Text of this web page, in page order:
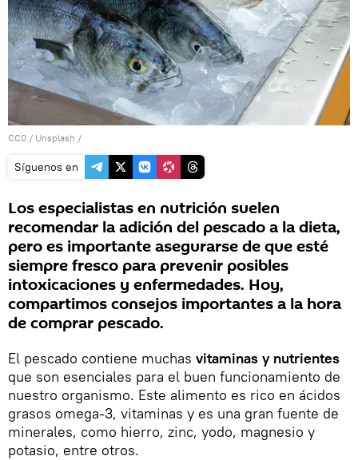
CC0 / Unsplash /
Síguenos en
Los especialistas en nutrición suelen
recomendar la adición del pescado a la dieta,
pero es importante asegurarse de que esté
siempre fresco para prevenir posibles
intoxicaciones y enfermedades. Hoy,
compartimos consejos importantes a la hora
de comprar pescado.
El pescado contiene muchas vitaminas y nutrientes
que son esenciales para el buen funcionamiento de
nuestro organismo. Este alimento es rico en ácidos
grasos omega-3, vitaminas y es una gran fuente de
minerales, como hierro, zinc, yodo, magnesio y
potasio, entre otros.